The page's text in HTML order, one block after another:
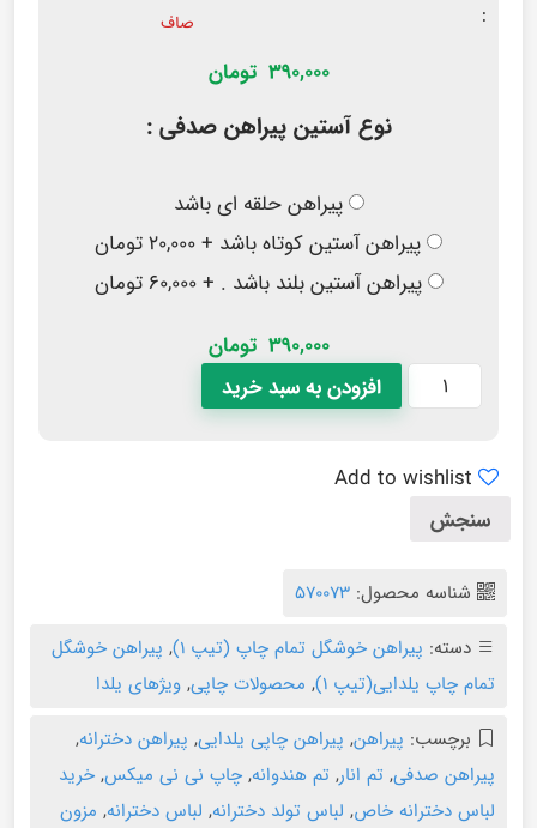
:
صاف
390,000 تومان
نوع آستین پیراهن صدفی :
پیراهن حلقه ای باشد
پیراهن آستین کوتاه باشد + ۲۰,۰۰۰ تومان
پیراهن آستین بلند باشد . + ۶۰,۰۰۰ تومان
390,000 تومان
افزودن به سبد خرید
Add to wishlist
سنجش
شناسه محصول: 570073
دسته: پیراهن خوشگل تمام چاپ (تیپ ۱) , پیراهن خوشگل
تمام چاپ یلدایی(تیپ ۱)
, محصولات چاپی, ویژهای یلدا
برچسب: پیراهن, پیراهن چاپی یلدایی, پیراهن دخترانه,
پیراهن صدفی, تم انار, تم هندوانه, چاپ نی نی میکس, خرید
لباس دخترانه خاص, لباس تولد دخترانه, لباس دخترانه, مزون